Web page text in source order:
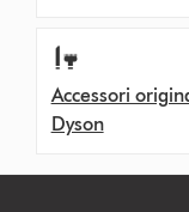
Accessori
Dyson